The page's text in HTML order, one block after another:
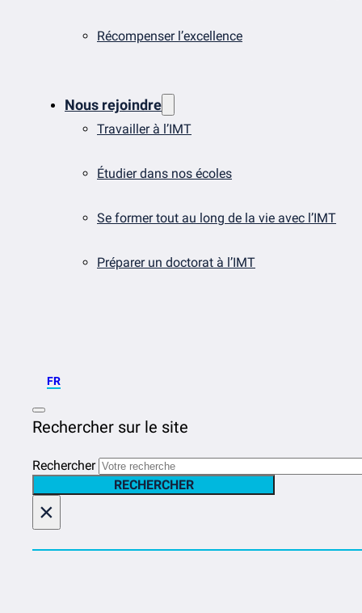
Récompenser l’excellence
Nous rejoindre
Travailler à l’IMT
Étudier dans nos écoles
Se former tout au long de la vie avec l’IMT
Préparer un doctorat à l’IMT
FR
Rechercher sur le site
Rechercher
RECHERCHER
×